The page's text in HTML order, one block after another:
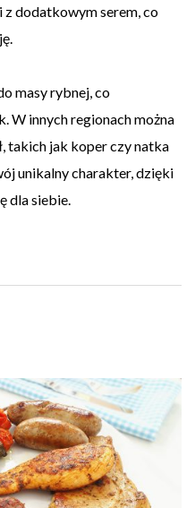
z dodatkowym serem, co
masy rybnej, co
W innych regionach można
takich jak koper czy natka
unikalny charakter, dzięki
dla siebie.